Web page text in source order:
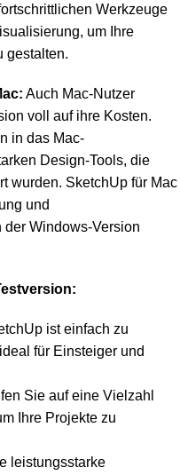
Werkzeuge
um Ihre
gestalten.
Auch Mac-Nutzer
voll auf ihre Kosten.
in das Mac-
Design-Tools, die
wurden. SketchUp für Mac
und
Windows-Version
ist einfach zu
für Einsteiger und
Sie auf eine Vielzahl
Ihre Projekte zu
leistungsstarke